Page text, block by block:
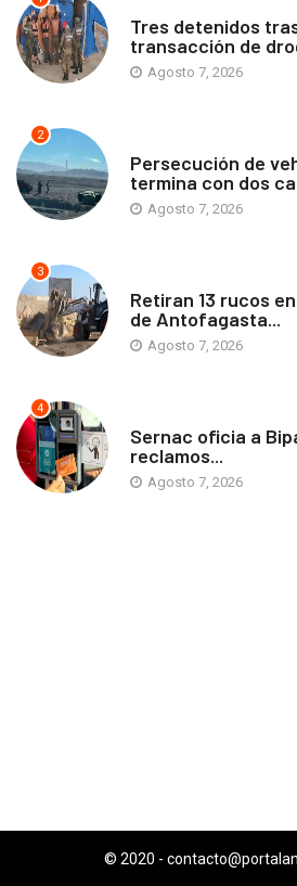
Tres detenidos
transacción de
Agosto 7, 2026
2
Persecución de
termina con dos
Agosto 7, 2026
3
Retiran 13 rucos
de Antofagasta...
Agosto 7, 2026
4
Sernac oficia a
reclamos...
Agosto 7, 2026
© 2020 -